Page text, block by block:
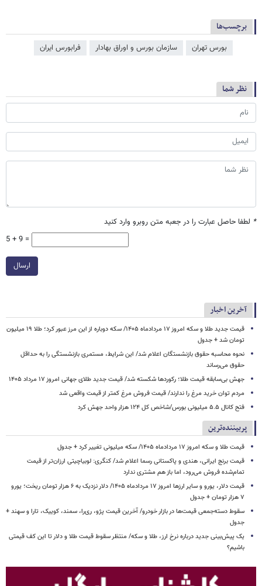
برچسب‌ها
بورس تهران سازمان بورس و اوراق بهادار فرا‌‌‌‌‌بورس ایران
نظر شما
* لطفا حاصل عبارت را در جعبه متن روبرو وارد کنید
5 + 9 =
ارسال
آخرین اخبار
قیمت جدید طلا و سکه امروز ۱۷ مردادماه ۱۴۰۵/ سکه دوباره از این مرز عبور کرد؛ طلا ۱۹ میلیون
تومان شد + جدول
نحوه محاسبه حقوق بازنشستگان اعلام شد/ این شرایط، مستمری بازنشستگی را به حداقل
حقوق می‌رساند
جهش بی‌سابقه قیمت طلا؛ رکوردها شکسته شد/ قیمت جدید طلای جهانی امروز ۱۷ مرداد ۱۴۰۵
مردم توان خرید مرغ را ندارند/ قیمت فروش مرغ کمتر از قیمت واقعی شد
فتح کانال ۵.۵ میلیونی بورس/شاخص کل ۱۲۴ هزار واحد جهش کرد
پربیننده‌ترین
قیمت طلا و سکه امروز ۱۷ مردادماه ۱۴۰۵/ سکه میلیونی تغییر کرد + جدول
قیمت برنج ایرانی، هندی و پاکستانی رسما اعلام شد/ کنگری: لوبیاچیتی ارزان‌تر از قیمت
تمام‌شده فروش می‌رود، اما باز هم مشتری ندارد
قیمت دلار، یورو و سایر ارزها امروز ۱۷ مردادماه ۱۴۰۵/ دلار نزدیک به ۶ هزار تومان ریخت؛ یورو
۷ هزار تومان + جدول
سقوط دسته‌جمعی قیمت‌ها در بازار خودرو/ آخرین قیمت پژو، ری‌را، سمند، کوییک، تارا و سهند +
جدول
یک پیش‌بینی جدید درباره نرخ ارز، طلا و سکه/ منتظر سقوط قیمت طلا و دلار تا این کف قیمتی
باشیم؟